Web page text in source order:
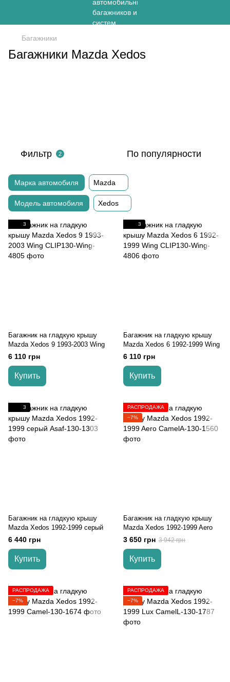
Багажники
Багажники Mazda Xedos
Фильтр 2 По популярности
Марка автомобиля Mazda
Модель автомобиля Xedos
3
Багажник на гладкую крышу
Mazda Xedos 9 1993-2003 Wing
6 110 грн
Купить
3
Багажник на гладкую крышу
Mazda Xedos 6 1992-1999 Wing
6 110 грн
Купить
3
Багажник на гладкую крышу
Mazda Xedos 1992-1999 серый
6 440 грн
Купить
РАСПРОДАЖА
−7%
Багажник на гладкую крышу
Mazda Xedos 1992-1999 Aero
3 650 грн 3 942 грн
Купить
РАСПРОДАЖА
−7%
РАСПРОДАЖА
−7%